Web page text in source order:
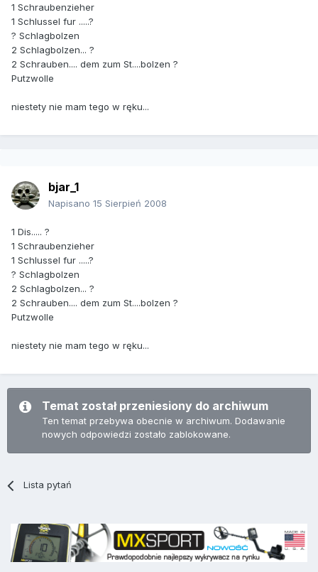
1 Schraubenzieher
1 Schlussel fur .....?
? Schlagbolzen
2 Schlagbolzen... ?
2 Schrauben.... dem zum St....bolzen ?
Putzwolle
niestety nie mam tego w ręku...
bjar_1
Napisano 15 Sierpień 2008
1 Dis..... ?
1 Schraubenzieher
1 Schlussel fur .....?
? Schlagbolzen
2 Schlagbolzen... ?
2 Schrauben.... dem zum St....bolzen ?
Putzwolle
niestety nie mam tego w ręku...
Temat został przeniesiony do archiwum
Ten temat przebywa obecnie w archiwum. Dodawanie
nowych odpowiedzi zostało zablokowane.
Lista pytań